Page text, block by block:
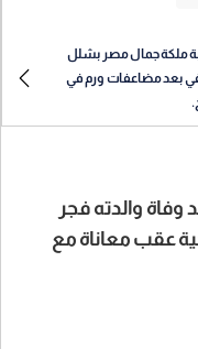
ملكة جمال مصر بشلل
بعد مضاعفات ورم في
وفاة والدته فجر
عقب معاناة مع